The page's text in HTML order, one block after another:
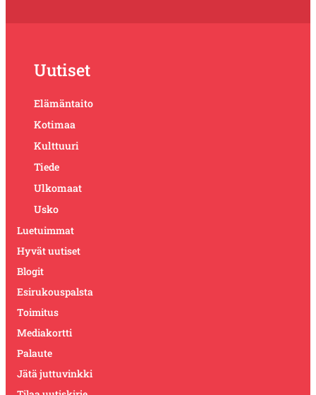
Uutiset
Elämäntaito
Kotimaa
Kulttuuri
Tiede
Ulkomaat
Usko
Luetuimmat
Hyvät uutiset
Blogit
Esirukouspalsta
Toimitus
Mediakortti
Palaute
Jätä juttuvinkki